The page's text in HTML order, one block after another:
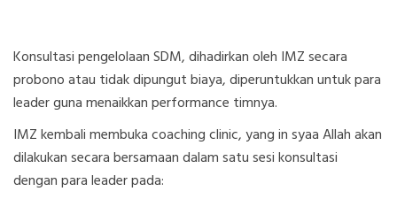
Konsultasi pengelolaan SDM, dihadirkan oleh IMZ secara
probono atau tidak dipungut biaya, diperuntukkan untuk para
leader guna menaikkan performance timnya.
IMZ kembali membuka coaching clinic, yang in syaa Allah akan
dilakukan secara bersamaan dalam satu sesi konsultasi
dengan para leader pada: